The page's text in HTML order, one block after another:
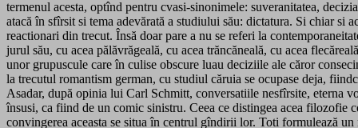
termenul acesta, optînd pentru cvasi-sinonimele: suveranitatea,
atacă în sfîrsit si tema adevărată a studiului său: dictatura. Si chiar
reactionari din trecut. Însă doar pare a nu se referi la
jurul său, cu acea pălăvrăgeală, cu acea trăncăneală, cu acea
unor grupuscule care în culise obscure luau deciziile ale căror
la trecutul romantism german, cu studiul căruia se ocupase deja,
Asadar, după opinia lui Carl Schmitt, conversatiile nesfîrsite, eterna
însusi, ca fiind de un comic sinistru. Ceea ce distingea acea filozofie
convingerea aceasta se situa în centrul gîndirii lor. Toti formulează